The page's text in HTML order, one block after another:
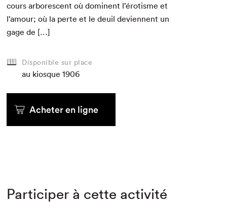
cours arbores­cent où domi­nent l’érotisme et
l’amour; où la perte et le deuil devi­en­nent un
gage de […]
Disponible sur place
au kiosque 1906
Acheter en ligne
Participer à cette activité